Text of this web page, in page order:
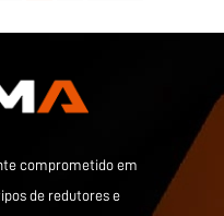
comprometido em
de redutores e